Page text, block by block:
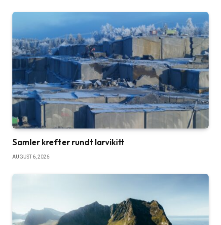
Samler krefter rundt larvikitt
AUGUST 6, 2026